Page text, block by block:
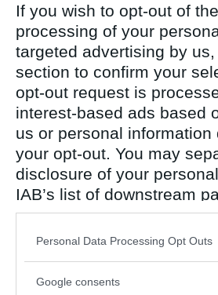
If you wish to opt-out of
processing of your
targeted advertising by
section to confirm your
opt-out request is
interest-based ads based
us or personal
your opt-out. You may
disclosure of your
IAB’s list of downstream
also be disclosed by us
Downstream Participants
Please note that this
Personal Data Processing Opt Outs
Google consents
Antal inlägg:
2873
Antal inlägg:
2375
Antal inlägg: